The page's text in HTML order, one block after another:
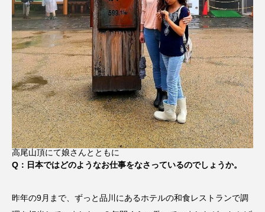
高尾山頂にて娘さんとともに
Q：日本ではどのようなお仕事をなさっているのでしょうか。
昨年の9月まで、ずっと品川にあるホテルの和食レストランで調